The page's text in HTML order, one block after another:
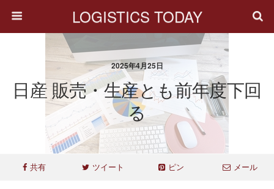
LOGISTICS TODAY
2025年4月25日
日産 販売・生産とも前年度下回
る
共有 ツイート ピン メール